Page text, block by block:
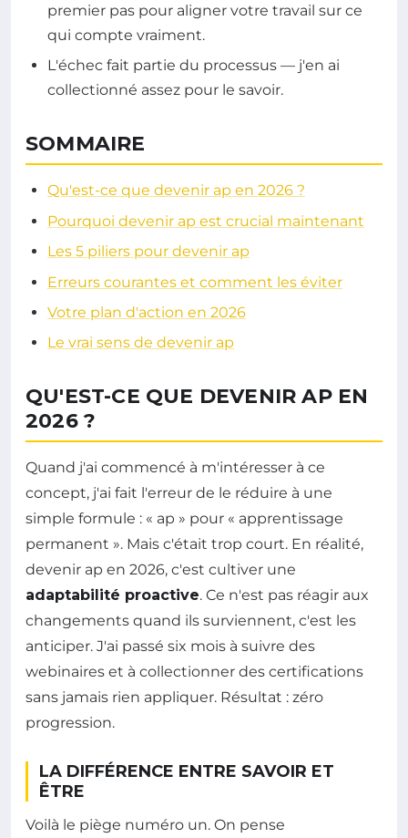
premier pas pour aligner votre travail sur ce
qui compte vraiment.
L'échec fait partie du processus — j'en ai
collectionné assez pour le savoir.
SOMMAIRE
Qu'est-ce que devenir ap en 2026 ?
Pourquoi devenir ap est crucial maintenant
Les 5 piliers pour devenir ap
Erreurs courantes et comment les éviter
Votre plan d'action en 2026
Le vrai sens de devenir ap
QU'EST-CE QUE DEVENIR AP EN
2026 ?
Quand j'ai commencé à m'intéresser à ce
concept, j'ai fait l'erreur de le réduire à une
simple formule : « ap » pour « apprentissage
permanent ». Mais c'était trop court. En réalité,
devenir ap en 2026, c'est cultiver une
adaptabilité proactive. Ce n'est pas réagir aux
changements quand ils surviennent, c'est les
anticiper. J'ai passé six mois à suivre des
webinaires et à collectionner des certifications
sans jamais rien appliquer. Résultat : zéro
progression.
LA DIFFÉRENCE ENTRE SAVOIR ET
ÊTRE
Voilà le piège numéro un. On pense